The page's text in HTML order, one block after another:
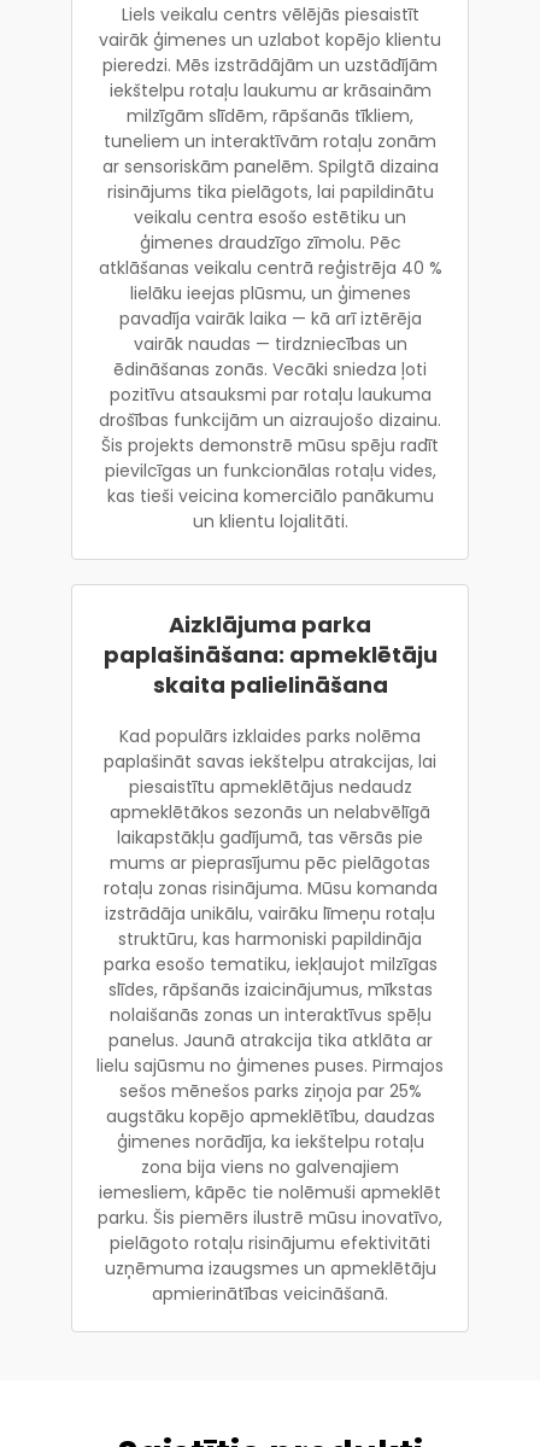
Liels veikalu centrs vēlējās piesaistīt
vairāk ģimenes un uzlabot kopējo klientu
pieredzi. Mēs izstrādājām un uzstādījām
iekštelpu rotaļu laukumu ar krāsainām
milzīgām slīdēm, rāpšanās tīkliem,
tuneliem un interaktīvām rotaļu zonām
ar sensoriskām panelēm. Spilgtā dizaina
risinājums tika pielāgots, lai papildinātu
veikalu centra esošo estētiku un
ģimenes draudzīgo zīmolu. Pēc
atklāšanas veikalu centrā reģistrēja 40 %
lielāku ieejas plūsmu, un ģimenes
pavadīja vairāk laika — kā arī iztērēja
vairāk naudas — tirdzniecības un
ēdināšanas zonās. Vecāki sniedza ļoti
pozitīvu atsauksmi par rotaļu laukuma
drošības funkcijām un aizraujošo dizainu.
Šis projekts demonstrē mūsu spēju radīt
pievilcīgas un funkcionālas rotaļu vides,
kas tieši veicina komerciālo panākumu
un klientu lojalitāti.
Aizklājuma parka
paplašināšana: apmeklētāju
skaita palielināšana
Kad populārs izklaides parks nolēma
paplašināt savas iekštelpu atrakcijas, lai
piesaistītu apmeklētājus nedaudz
apmeklētākos sezonās un nelabvēlīgā
laikapstākļu gadījumā, tas vērsās pie
mums ar pieprasījumu pēc pielāgotas
rotaļu zonas risinājuma. Mūsu komanda
izstrādāja unikālu, vairāku līmeņu rotaļu
struktūru, kas harmoniski papildināja
parka esošo tematiku, iekļaujot milzīgas
slīdes, rāpšanās izaicinājumus, mīkstas
nolaišanās zonas un interaktīvus spēļu
panelus. Jaunā atrakcija tika atklāta ar
lielu sajūsmu no ģimenes puses. Pirmajos
sešos mēnešos parks ziņoja par 25%
augstāku kopējo apmeklētību, daudzas
ģimenes norādīja, ka iekštelpu rotaļu
zona bija viens no galvenajiem
iemesliem, kāpēc tie nolēmuši apmeklēt
parku. Šis piemērs ilustrē mūsu inovatīvo,
pielāgoto rotaļu risinājumu efektivitāti
uzņēmuma izaugsmes un apmeklētāju
apmierinātības veicināšanā.